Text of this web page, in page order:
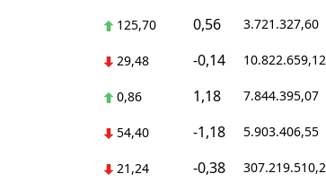
125,70 0,56 3.721.327,60
29,48 -0,14 10.822.659,12
0,86 1,18 7.844.395,07
54,40 -1,18 5.903.406,55
21,24 -0,38